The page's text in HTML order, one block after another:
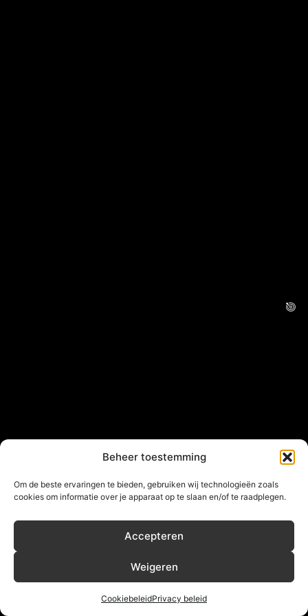
Beheer toestemming
Om de beste ervaringen te bieden, gebruiken wij technologieën zoals
cookies om informatie over je apparaat op te slaan en/of te raadplegen.
Accepteren
Weigeren
CookiebeleidPrivacy beleid